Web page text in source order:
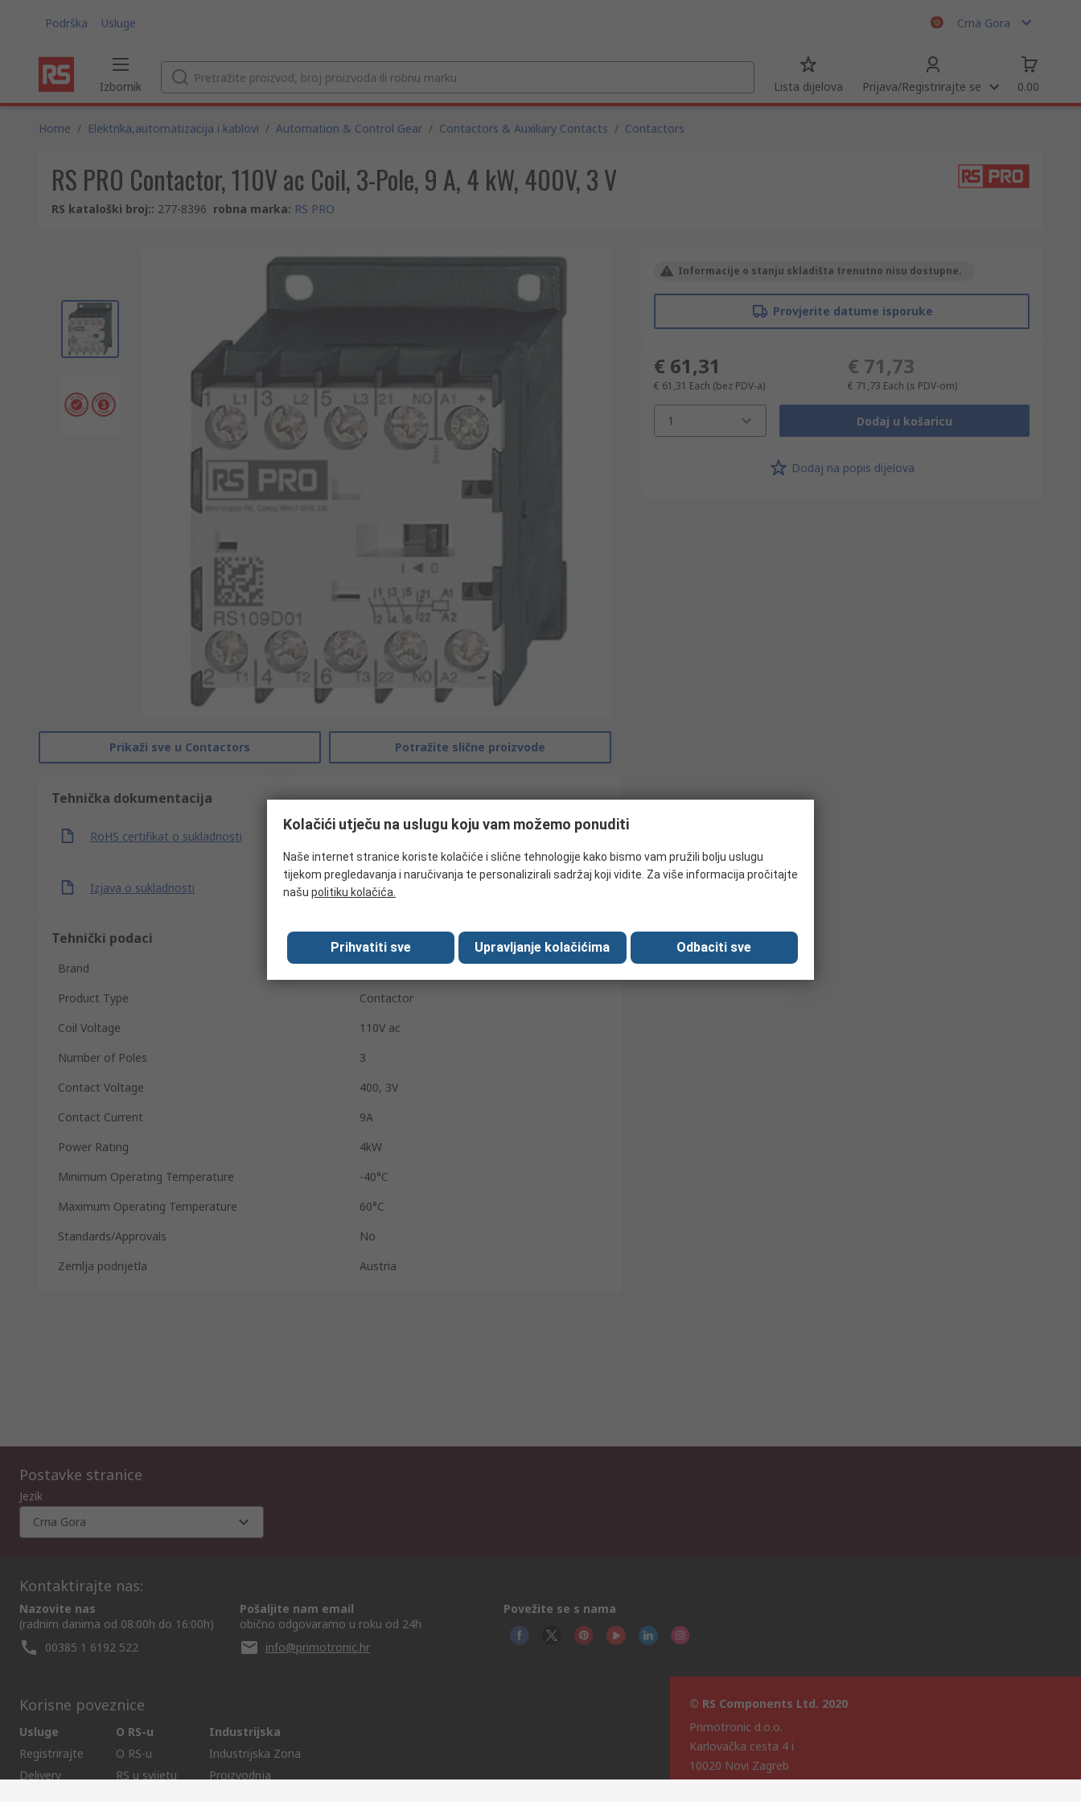
Podrška Usluge Crna Gora
Izbornik Lista dijelova Prijava/Registrirajte se 0.00
Home / Elektrika,automatizacija i kablovi / Automation & Control Gear / Contactors & Auxiliary Contacts / Contactors
RS PRO Contactor, 110V ac Coil, 3-Pole, 9 A, 4 kW, 400V, 3 V
RS kataloški broj:: 277-8396 robna marka: RS PRO
Prikaži sve u Contactors Potražite slične proizvode
Tehnička dokumentacija
RoHS certifikat o sukladnosti
Izjava o sukladnosti
Tehnički podaci
Brand
RS Pro
Product Type
Contactor
Coil Voltage
110V ac
Number of Poles
3
Contact Voltage
400, 3V
Contact Current
9A
Power Rating
4kW
Minimum Operating Temperature
-40°C
Maximum Operating Temperature
60°C
Standards/Approvals
No
Zemlja podrijetla
Austria
Informacije o stanju skladišta trenutno nisu dostupne.
Provjerite datume isporuke
€ 61,31
€ 61,31 Each (bez PDV-a)
€ 71,73
€ 71,73 Each (s PDV-om)
1 Dodaj u košaricu
Dodaj na popis dijelova
Postavke stranice
Jezik
Crna Gora
Kontaktirajte nas:
Nazovite nas
(radnim danima od 08:00h do 16:00h)
00385 1 6192 522
Pošaljite nam email
obično odgovaramo u roku od 24h
info@primotronic.hr
Povežite se s nama
Korisne poveznice
Usluge
Registrirajte
Delivery
O RS-u
O RS-u
RS u svijetu
Industrijska
Industrijska Zona
Proizvodnja
© RS Components Ltd. 2020
Primotronic d.o.o.
Karlovačka cesta 4 i
10020 Novi Zagreb
Hrvatska
Kolačići utječu na uslugu koju vam možemo ponuditi
Naše internet stranice koriste kolačiće i slične tehnologije kako bismo vam pružili bolju uslugu
tijekom pregledavanja i naručivanja te personalizirali sadržaj koji vidite. Za više informacija pročitajte
našu politiku kolačića.
Prihvatiti sve Upravljanje kolačićima Odbaciti sve